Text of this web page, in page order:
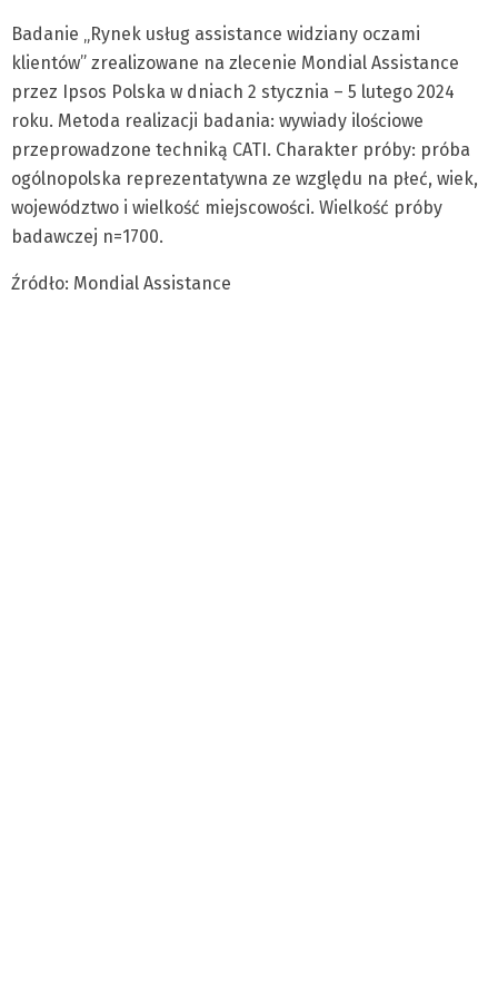
Badanie „Rynek usług assistance widziany oczami
klientów” zrealizowane na zlecenie Mondial Assistance
przez Ipsos Polska w dniach 2 stycznia – 5 lutego 2024
roku. Metoda realizacji badania: wywiady ilościowe
przeprowadzone techniką CATI. Charakter próby: próba
ogólnopolska reprezentatywna ze względu na płeć, wiek,
województwo i wielkość miejscowości. Wielkość próby
badawczej n=1700.
Źródło: Mondial Assistance